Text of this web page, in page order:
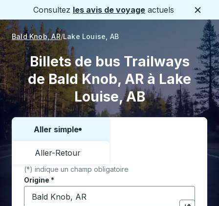
Consultez les avis de voyage actuels
Bald Knob, AR Lake Louise, AB
Billets de bus Trailways
de Bald Knob, AR à Lake
Louise, AB
Choisissez un sens ou un aller-retour:
Aller simple
Aller-Retour
(*) indique un champ obligatoire
Origine *
Commencez à saisir la ville d'origine pour ouvrir
Destination *